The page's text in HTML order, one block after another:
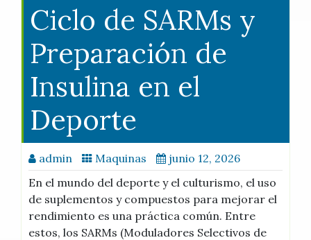
Ciclo de SARMs y
Preparación de
Insulina en el
Deporte
admin Maquinas
junio 12, 2026
En el mundo del deporte y el culturismo, el uso
de suplementos y compuestos para mejorar el
rendimiento es una práctica común. Entre
estos, los SARMs (Moduladores Selectivos de